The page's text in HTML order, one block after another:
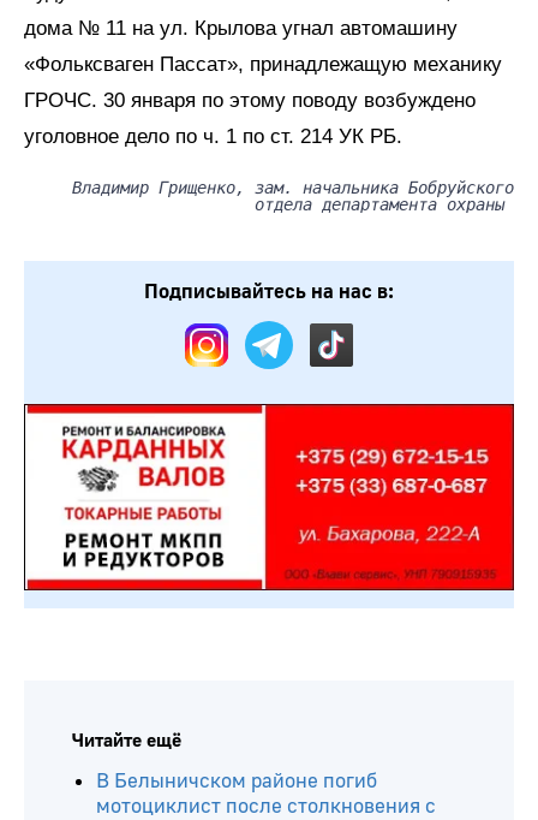
дома № 11 на ул. Крылова угнал автомашину
«Фольксваген Пассат», принадлежащую механику
ГРОЧС. 30 января по этому поводу возбуждено
уголовное дело по ч. 1 по ст. 214 УК РБ.
Владимир Грищенко, зам. начальника Бобруйского
отдела департамента охраны
Подписывайтесь на нас в:
Читайте ещё
В Белыничском районе погиб
мотоциклист после столкновения с